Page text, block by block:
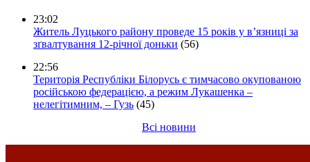
23:02
Житель Луцького району проведе 15 років у в’язниці за
зґвалтування 12-річної доньки (56)
22:56
Територія Республіки Білорусь є тимчасово окупованою
російською федерацією, а режим Лукашенка –
нелегітимним, – Гузь (45)
Всі новини